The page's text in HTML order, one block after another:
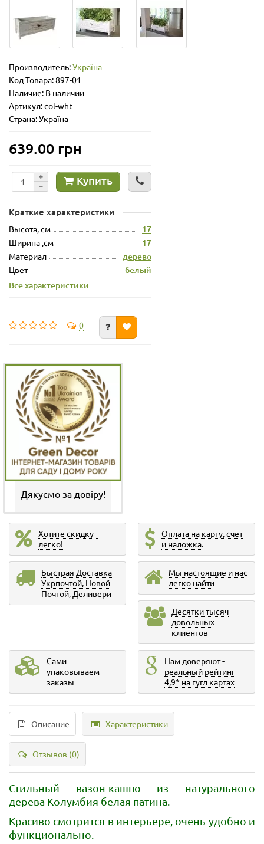
Производитель:Україна
Код Товара:897-01
Наличие: В наличии
Артикул: col-wht
Страна: Україна
639.00 грн
Купить
Краткие характеристики
Высота, см 17
Ширина ,см 17
Материал дерево
Цвет
белый
Все характеристики
0
Дякуємо за довіру!
Хотите скидку -
легко!
Оплата на карту, счет
и наложка.
Быстрая Доставка
Укрпочтой, Новой
Почтой, Деливери
Мы настоящие и нас
легко найти
Десятки тысяч
довольных
клиентов
Сами
упаковываем
заказы
Нам доверяют -
реальный рейтинг
4,9* на гугл картах
Описание Характеристики
Отзывов (0)
Стильный вазон-кашпо из натурального
дерева Колумбия белая патина.
Красиво смотрится в интерьере, очень удобно и
функционально.